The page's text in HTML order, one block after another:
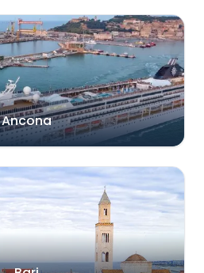
Ancona